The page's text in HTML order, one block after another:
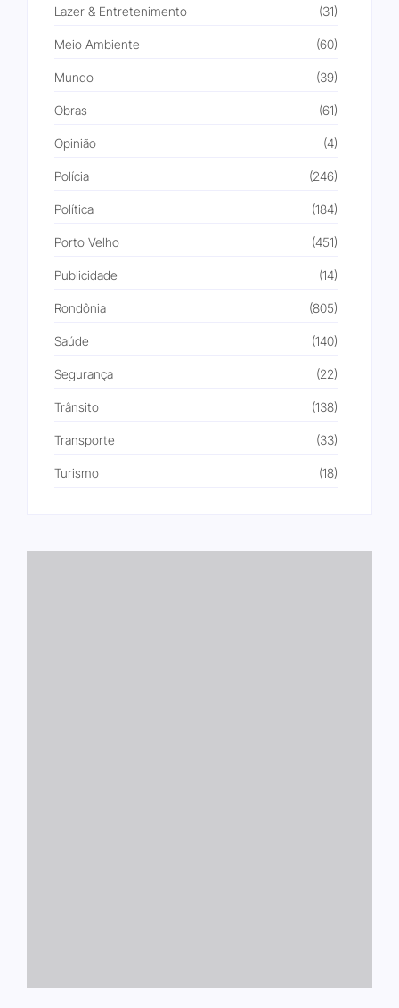
Lazer & Entretenimento (31)
Meio Ambiente (60)
Mundo (39)
Obras (61)
Opinião (4)
Polícia (246)
Política (184)
Porto Velho (451)
Publicidade (14)
Rondônia (805)
Saúde (140)
Segurança (22)
Trânsito (138)
Transporte (33)
Turismo (18)